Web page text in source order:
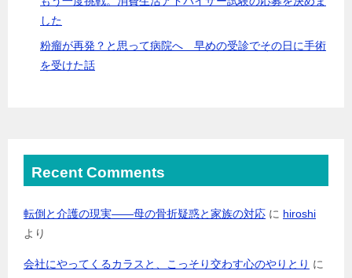
した
粉瘤が再発？と思って病院へ 早めの受診でその日に手術
を受けた話
Recent Comments
転倒と介護の現実――母の骨折疑惑と家族の対応 に hiroshi
より
会社にやってくるカラスと、こっそり交わす心のやりとり に